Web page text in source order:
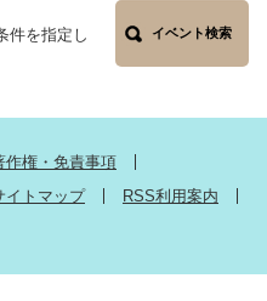
件を指定し
イベント検索
作権・免責事項
イトマップ
RSS利用案内